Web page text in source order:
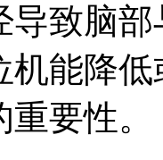
导致脑
机能降
要性。